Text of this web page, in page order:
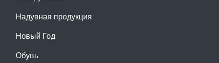
Надувная продукция
Новый Год
Обувь